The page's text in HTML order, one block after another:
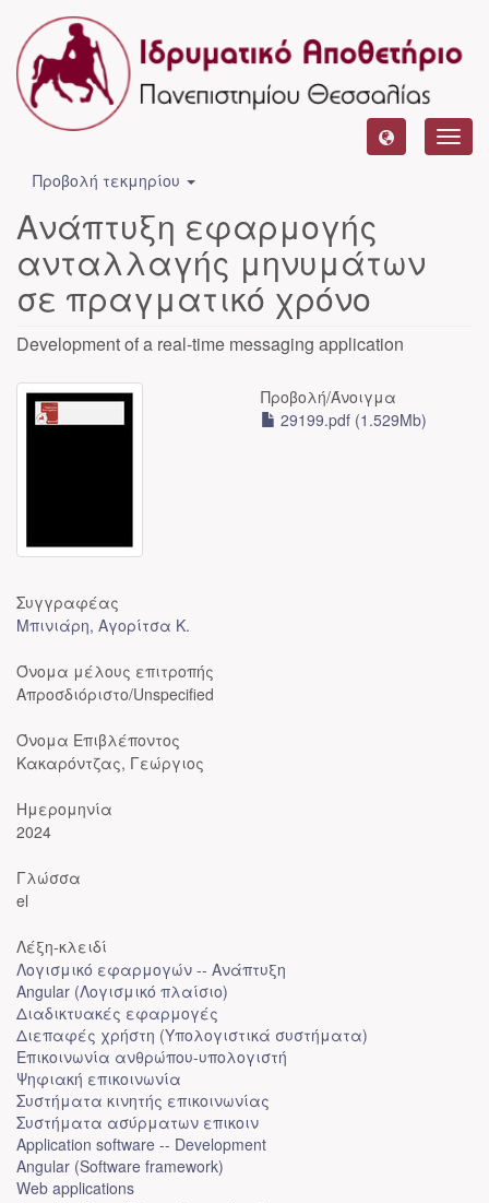
Προβολή τεκμηρίου
Ανάπτυξη εφαρμογής
ανταλλαγής μηνυμάτων
σε πραγματικό χρόνο
Development of a real-time messaging application
Προβολή/Άνοιγμα
29199.pdf (1.529Mb)
Συγγραφέας
Μπινιάρη, Αγορίτσα Κ.
Όνομα μέλους επιτροπής
Απροσδιόριστο/Unspecified
Όνομα Επιβλέποντος
Κακαρόντζας, Γεώργιος
Ημερομηνία
2024
Γλώσσα
el
Λέξη-κλειδί
Λογισμικό εφαρμογών -- Ανάπτυξη
Angular (Λογισμικό πλαίσιο)
Διαδικτυακές εφαρμογές
Διεπαφές χρήστη (Υπολογιστικά συστήματα)
Επικοινωνία ανθρώπου-υπολογιστή
Ψηφιακή επικοινωνία
Συστήματα κινητής επικοινωνίας
Συστήματα ασύρματων επικοιν
Application software -- Development
Angular (Software framework)
Web applications